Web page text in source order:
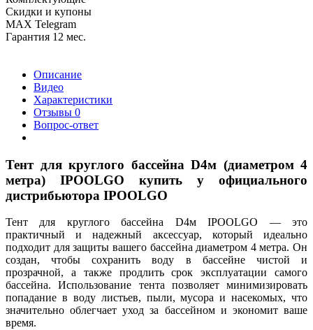
Скидки и купоны
MAX Telegram
Гарантия 12 мес.
Описание
Видео
Характеристики
Отзывы 0
Вопрос-ответ
Тент для круглого бассейна D4м (диаметром 4
метра) IPOOLGO купить у официального
дистрибьютора IPOOLGO
Тент для круглого бассейна D4м IPOOLGO — это
практичный и надежный аксессуар, который идеально
подходит для защиты вашего бассейна диаметром 4 метра. Он
создан, чтобы сохранить воду в бассейне чистой и
прозрачной, а также продлить срок эксплуатации самого
бассейна. Использование тента позволяет минимизировать
попадание в воду листьев, пыли, мусора и насекомых, что
значительно облегчает уход за бассейном и экономит ваше
время.